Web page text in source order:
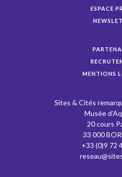
ESPACE
MENTIONS
Sites & Cités
Musée
20 cours
33 000
+33 (0)9 72